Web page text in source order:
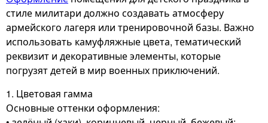
стиле милитари должно создавать атмосферу
армейского лагеря или тренировочной базы. Важно
использовать камуфляжные цвета, тематический
реквизит и декоративные элементы, которые
погрузят детей в мир военных приключений.
1. Цветовая гамма
Основные оттенки оформления: